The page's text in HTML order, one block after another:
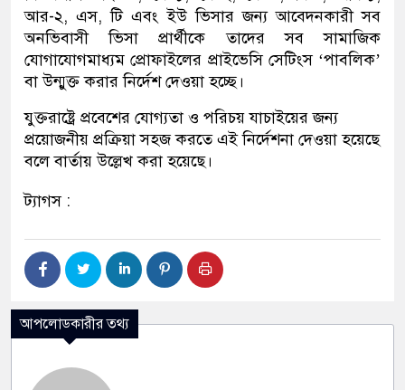
আর-২, এস, টি এবং ইউ ভিসার জন্য আবেদনকারী সব
অনভিবাসী ভিসা প্রার্থীকে তাদের সব সামাজিক
যোগাযোগমাধ্যম প্রোফাইলের প্রাইভেসি সেটিংস ‘পাবলিক’
বা উন্মুক্ত করার নির্দেশ দেওয়া হচ্ছে।
যুক্তরাষ্ট্রে প্রবেশের যোগ্যতা ও পরিচয় যাচাইয়ের জন্য
প্রয়োজনীয় প্রক্রিয়া সহজ করতে এই নির্দেশনা দেওয়া হয়েছে
বলে বার্তায় উল্লেখ করা হয়েছে।
ট্যাগস :
আপলোডকারীর তথ্য